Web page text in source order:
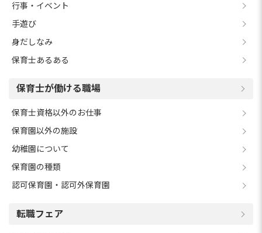
行事・イベント
手遊び
身だしなみ
保育士あるある
保育士が働ける職場
保育士資格以外のお仕事
保育園以外の施設
幼稚園について
保育園の種類
認可保育園・認可外保育園
転職フェア